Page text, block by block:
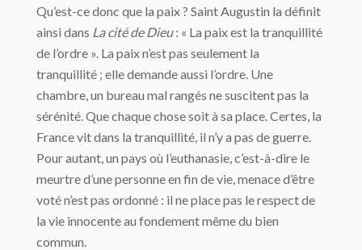
Qu’est-ce donc que la paix ? Saint Augustin la définit
ainsi dans La cité de Dieu: « La paix est la tranquillité
de l’ordre ». La paix n’est pas seulement la
tranquillité ; elle demande aussi l’ordre. Une
chambre, un bureau mal rangés ne suscitent pas la
sérénité. Que chaque chose soit à sa place. Certes, la
France vit dans la tranquillité, il n’y a pas de guerre.
Pour autant, un pays où l’euthanasie, c’est-à-dire le
meurtre d’une personne en fin de vie, menace d’être
voté n’est pas ordonné : il ne place pas le respect de
la vie innocente au fondement même du bien
commun.